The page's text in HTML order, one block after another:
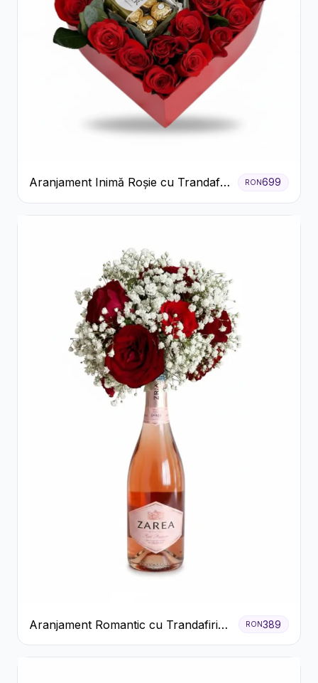
Aranjament Inimă Roșie cu Trandafiri
și Ferrero Rocher Premium
RON699
Aranjament Romantic cu Trandafiri
Roșii și Șampanie rose
RON389